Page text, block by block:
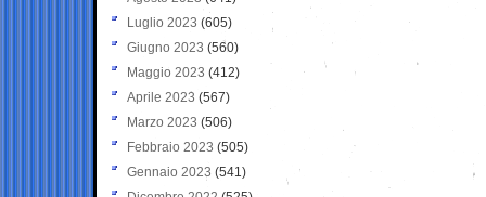
Luglio 2023 (605)
Giugno 2023 (560)
Maggio 2023 (412)
Aprile 2023 (567)
Marzo 2023 (506)
Febbraio 2023 (505)
Gennaio 2023 (541)